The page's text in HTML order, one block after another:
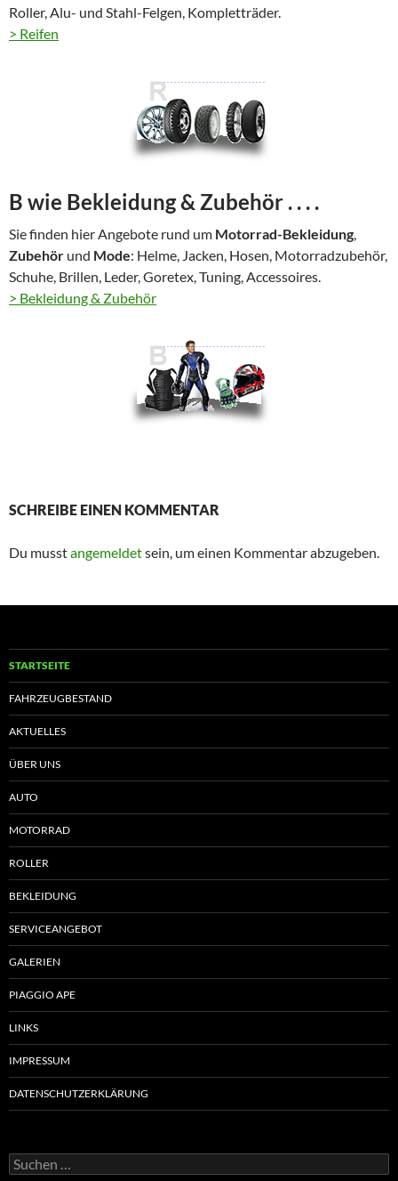
Roller, Alu- und Stahl-Felgen, Kompletträder.
> Reifen
B wie Bekleidung & Zubehör . . . .
Sie finden hier Angebote rund um Motorrad-Bekleidung
Zubehör und Mode: Helme, Jacken, Hosen, Motorradzubehör,
Schuhe, Brillen, Leder, Goretex, Tuning, Accessoires.
> Bekleidung & Zubehör
SCHREIBE EINEN KOMMENTAR
Du musstangemeldetsein, um einen Kommentar abzugeben.
STARTSEITE
FAHRZEUGBESTAND
AKTUELLES
ÜBER UNS
AUTO
MOTORRAD
ROLLER
BEKLEIDUNG
SERVICEANGEBOT
GALERIEN
PIAGGIO APE
LINKS
IMPRESSUM
DATENSCHUTZERKLÄRUNG
Suchen
nach: